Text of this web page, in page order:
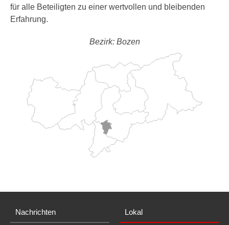
für alle Beteiligten zu einer wertvollen und bleibenden
Erfahrung.
Bezirk: Bozen
Nachrichten Lokal